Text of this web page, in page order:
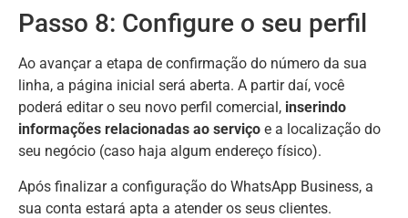
Passo 8: Configure o seu perfil
Ao avançar a etapa de confirmação do número da sua
linha, a página inicial será aberta. A partir daí, você
poderá editar o seu novo perfil comercial, inserindo
informações relacionadas ao serviço e a localização do
seu negócio (caso haja algum endereço físico).
Após finalizar a configuração do WhatsApp Business, a
sua conta estará apta a atender os seus clientes.